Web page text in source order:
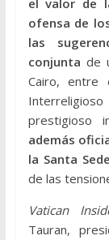
el valor de
ofensa de
las
conjunta de
Cairo, entre
prestigioso
además
la Santa
de las
Vatican
Tauran,